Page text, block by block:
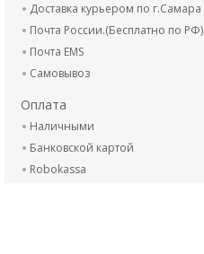
Доставка курьером по г.Самара
Почта России.(Бесплатно по РФ)
Почта EMS
Самовывоз
Оплата
Наличными
Банковской картой
Robokassa